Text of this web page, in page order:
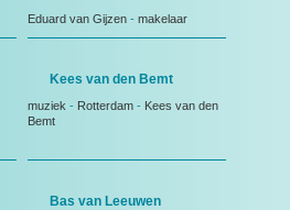
Eduard van Gijzen - makelaar
Kees van den Bemt
muziek - Rotterdam - Kees van den
Bemt
Bas van Leeuwen